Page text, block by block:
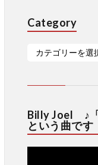
Category
Billy Joel ♪
という曲です
動